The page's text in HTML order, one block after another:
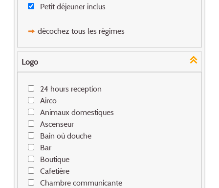
Petit déjeuner inclus
décochez tous les régimes
Logo
24 hours reception
Airco
Animaux domestiques
Ascenseur
Bain où douche
Bar
Boutique
Cafetière
Chambre communicante